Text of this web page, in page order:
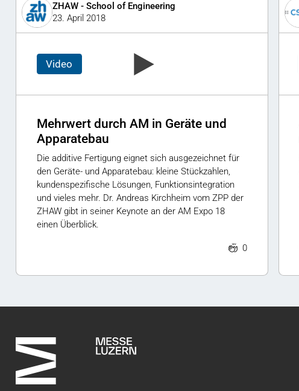
ZHAW - School of Engineering
23. April 2018
Video
Mehrwert durch AM in Geräte und
Apparatebau
Die additive Fertigung eignet sich ausgezeichnet für
den Geräte- und Apparatebau: kleine Stückzahlen,
kundenspezifische Lösungen, Funktionsintegration
und vieles mehr. Dr. Andreas Kirchheim vom ZPP der
ZHAW gibt in seiner Keynote an der AM Expo 18
einen Überblick.
0